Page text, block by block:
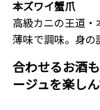
本ズワイ蟹爪
高級カニの王道
薄味で調味。身の
合わせるお酒
ージュを楽し